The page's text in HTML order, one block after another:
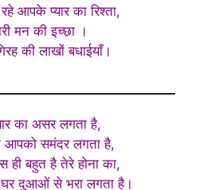
आपके प्यार का रिश्ता,
मन की इच्छा ।
की लाखों बधाईयाँ।
का असर लगता है,
आपको समंदर लगता है,
ही बहुत है तेरे होना का,
दुआओं से भरा लगता है।